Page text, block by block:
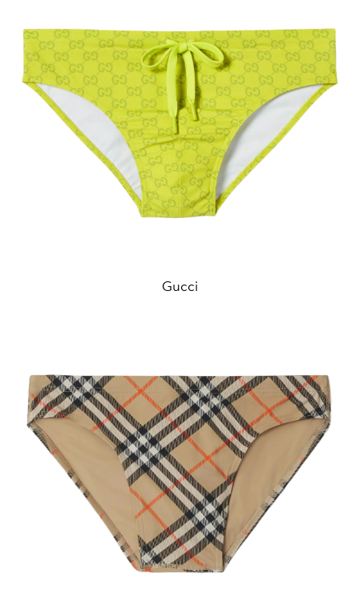
Gucci